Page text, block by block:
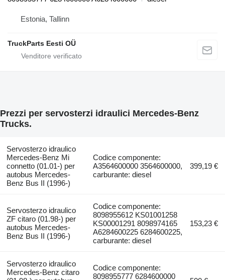
Estonia, Tallinn
TruckParts Eesti OÜ
Prezzi per servosterzi idraulici Mercedes-Benz
Trucks.
Servosterzo idraulico
Mercedes-Benz Mi
connetto (01.01-) per
autobus Mercedes-
Benz Bus II (1996-)
Codice componente:
A3564600000 3564600000,
carburante: diesel
399,19 €
Servosterzo idraulico
ZF citaro (01.98-) per
autobus Mercedes-
Benz Bus II (1996-)
Codice componente:
8098955612 KS01001258
KS00001291 8098974165
A6284600225 6284600225,
carburante: diesel
153,23 €
Servosterzo idraulico
Mercedes-Benz citaro
Codice componente:
8098955777 6284600000